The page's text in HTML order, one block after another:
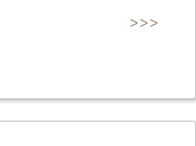
>>>